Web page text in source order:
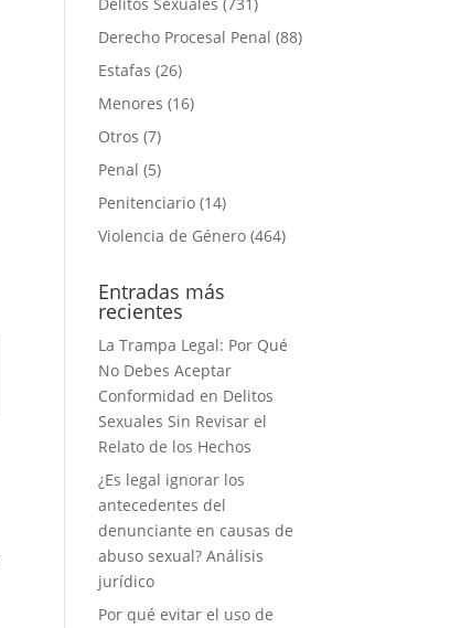
Derecho Procesal Penal (88)
Estafas (26)
Menores (16)
Otros (7)
Penal (5)
Penitenciario (14)
Violencia de Género (464)
Entradas más
recientes
La Trampa Legal: Por Qué
No Debes Aceptar
Conformidad en Delitos
Sexuales Sin Revisar el
Relato de los Hechos
¿Es legal ignorar los
antecedentes del
denunciante en causas de
abuso sexual? Análisis
jurídico
Por qué evitar el uso de